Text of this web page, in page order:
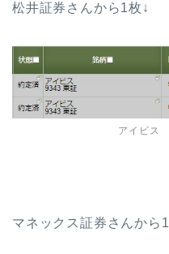
松井証券さんから1枚↓
アイビス
マネックス証券さんから